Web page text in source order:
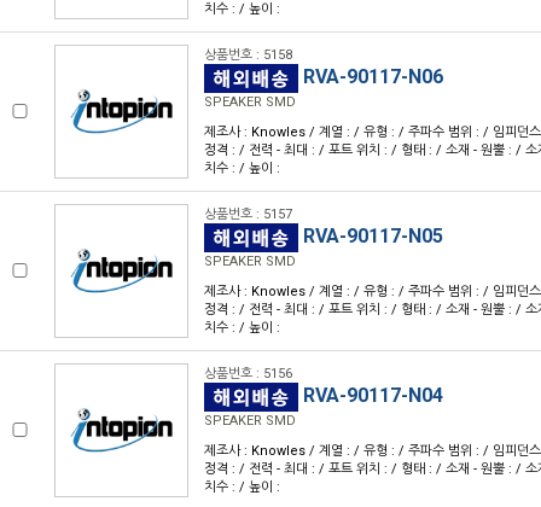
치수 : / 높이 :
상품번호 : 5158
RVA-90117-N06
SPEAKER SMD
제조사 : Knowles / 계열 : / 유형 : / 주파수 범위 : / 임피던
정격 : / 전력 - 최대 : / 포트 위치 : / 형태 : / 소재 - 원뿔 : /
치수 : / 높이 :
상품번호 : 5157
RVA-90117-N05
SPEAKER SMD
제조사 : Knowles / 계열 : / 유형 : / 주파수 범위 : / 임피던
정격 : / 전력 - 최대 : / 포트 위치 : / 형태 : / 소재 - 원뿔 : /
치수 : / 높이 :
상품번호 : 5156
RVA-90117-N04
SPEAKER SMD
제조사 : Knowles / 계열 : / 유형 : / 주파수 범위 : / 임피던
정격 : / 전력 - 최대 : / 포트 위치 : / 형태 : / 소재 - 원뿔 : /
치수 : / 높이 :